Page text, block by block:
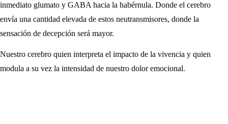
inmediato glumato y GABA hacia la habérnula. Donde el cerebro
envía una cantidad elevada de estos neutransmisores, donde la
sensación de decepción será mayor.
Nuestro cerebro quien interpreta el impacto de la vivencia y quien
modula a su vez la intensidad de nuestro dolor emocional.